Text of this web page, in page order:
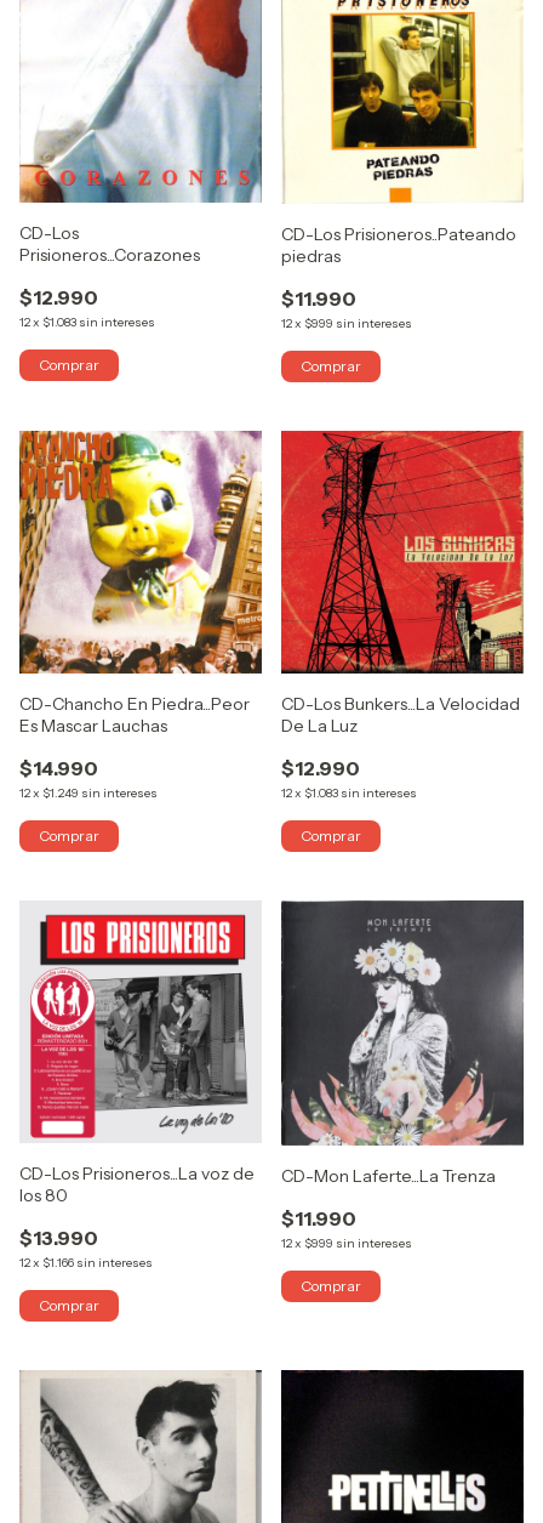
CD-Los
Prisioneros...Corazones
$12.990
12x $1.083 sin intereses
CD-Los Prisioneros..Pateando
piedras
$11.990
12x $999 sin intereses
CD-Chancho En Piedra...Peor
Es Mascar Lauchas
$14.990
12x $1.249 sin intereses
CD-Los Bunkers...La Velocidad
De La Luz
$12.990
12x $1.083 sin intereses
CD-Los Prisioneros...La voz de
los 80
$13.990
12x $1.166 sin intereses
CD-Mon Laferte...La Trenza
$11.990
12x $999 sin intereses